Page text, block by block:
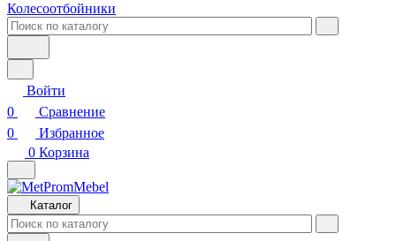
Колесоотбойники
Войти
0
Сравнение
0
Избранное
0 Корзина
Каталог